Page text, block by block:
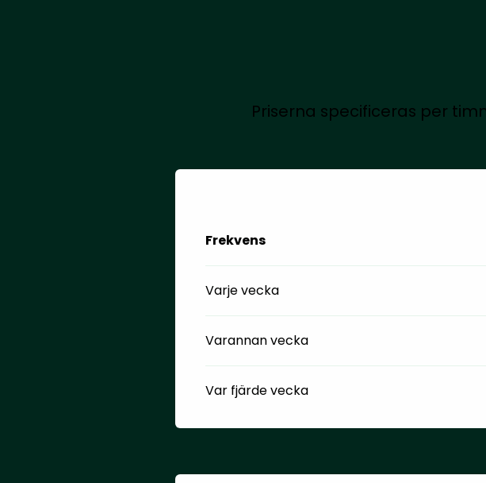
Priserna specificeras per
Frekvens
Varje vecka
Varannan vecka
Var fjärde vecka